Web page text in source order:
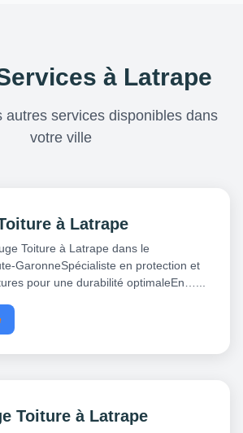
à Latrape
autres services disponibles dans
votre ville
à Latrape
Toiture à Latrape dans le
GaronneSpécialiste en protection et
pour une durabilité optimaleEn…...
Toiture à Latrape